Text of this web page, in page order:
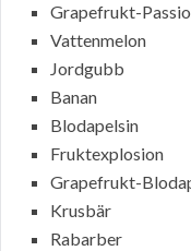
Grapefrukt-
Vattenmelon
Jordgubb
Banan
Blodapelsin
Fruktexplosion
Grapefrukt-
Krusbär
Rabarber